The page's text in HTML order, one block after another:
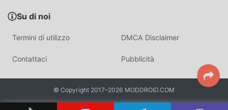
Su di noi
Termini di utilizzo DMCA Disclaimer
Contattaci Pubblicità
© Copyright 2017–2026 MODDROID.COM